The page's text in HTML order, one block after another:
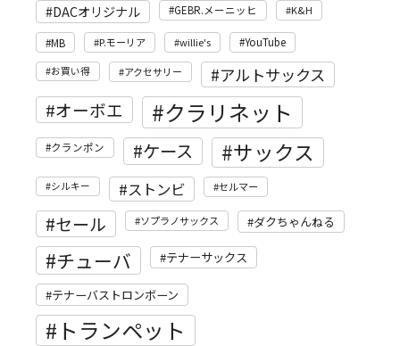
DACオリジナル GEBR.メーニッヒ K&H
MB P.モーリア willie's YouTube
お買い得 アクセサリー アルトサックス
オーボエ クラリネット
クランポン ケース サックス
シルキー ストンビ セルマー
セール ソプラノサックス ダクちゃんねる
チューバ テナーサックス
テナーバストロンボーン
トランペット